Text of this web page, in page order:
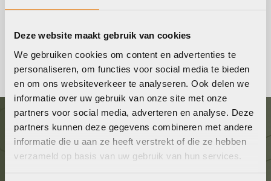
Deze website maakt gebruik van cookies
We gebruiken cookies om content en advertenties te
personaliseren, om functies voor social media te bieden
en om ons websiteverkeer te analyseren. Ook delen we
informatie over uw gebruik van onze site met onze
partners voor social media, adverteren en analyse. Deze
partners kunnen deze gegevens combineren met andere
informatie die u aan ze heeft verstrekt of die ze hebben
verzameld op basis van uw gebruik van hun services.
Bekijk ons uitgebreide assortiment online of kom langs in
de winkel!
Graag in contact komen?